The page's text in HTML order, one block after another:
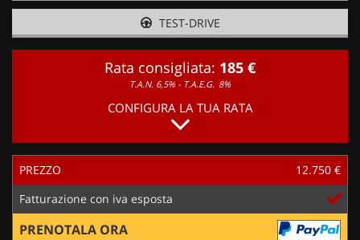
TEST-DRIVE
Rata consigliata: 185 €
T.A.N. 6,5% - T.A.E.G. 8%
CONFIGURA LA TUA RATA
PREZZO
12.750 €
Fatturazione con iva esposta
PRENOTALA ORA